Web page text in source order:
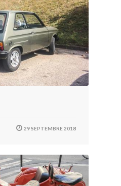
29 SEPTEMBRE 2018